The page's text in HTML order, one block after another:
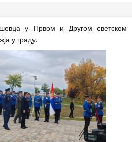
у Првом и Другом светском
у граду.